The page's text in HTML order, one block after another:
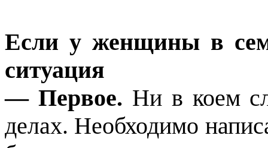
Если у женщины в
ситуация
— Первое. Ни в коем
делах. Необходимо